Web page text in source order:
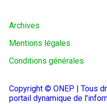
Archives
Mentions légales
Conditions générales
Copyright © ONEP | Tous
portail dynamique de